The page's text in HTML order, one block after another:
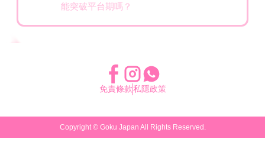
能突破平台期嗎？
免責條款私隱政策
Copyright © Goku Japan All Rights Reserved.